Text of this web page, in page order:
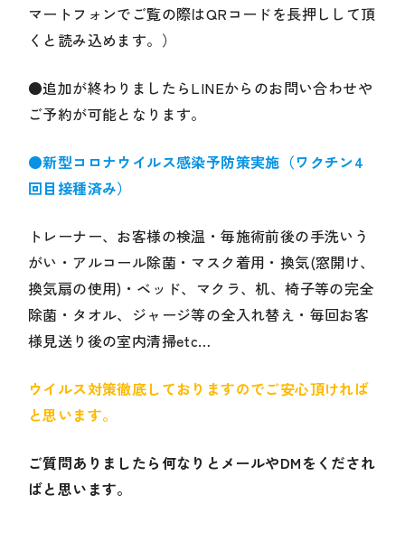
マートフォンでご覧の際はQRコードを長押しして頂
くと読み込めます。）
●追加が終わりましたらLINEからのお問い合わせや
ご予約が可能となります。
●新型コロナウイルス感染予防策実施（ワクチン4
回目接種済み）
トレーナー、お客様の検温・毎施術前後の手洗いう
がい・アルコール除菌・マスク着用・換気(窓開け、
換気扇の使用)・ベッド、マクラ、机、椅子等の完全
除菌・タオル、ジャージ等の全入れ替え・毎回お客
様見送り後の室内清掃etc…
ウイルス対策徹底しておりますのでご安心頂ければ
と思います。
ご質問ありましたら何なりとメールやDMをくだされ
ばと思います。